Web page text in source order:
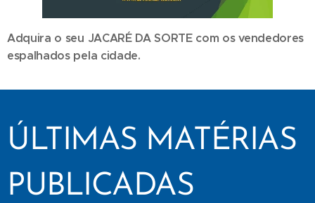
Adquira o seu JACARÉ DA SORTE com os vendedores
espalhados pela cidade.
ÚLTIMAS MATÉRIAS
PUBLICADAS